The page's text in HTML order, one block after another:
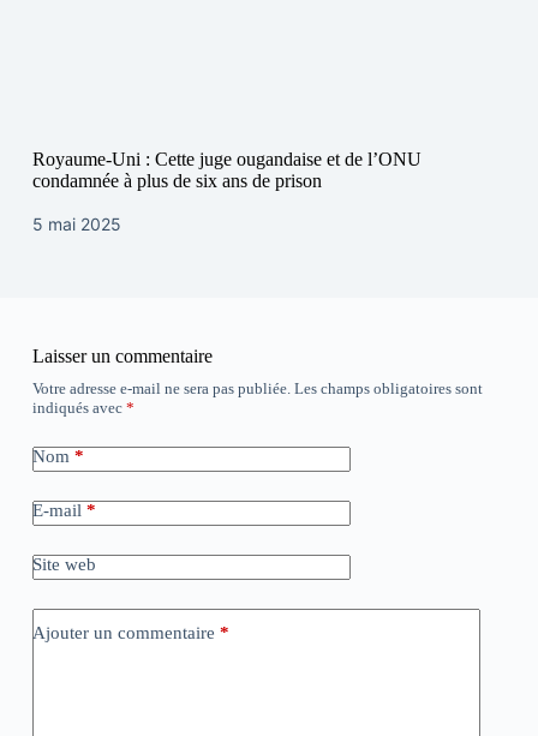
Royaume-Uni : Cette juge ougandaise et de l’ONU
condamnée à plus de six ans de prison
5 mai 2025
Laisser un commentaire
Votre adresse e-mail ne sera pas publiée. Les champs obligatoires sont
indiqués avec *
Nom *
E-mail *
Site web
Ajouter un commentaire *